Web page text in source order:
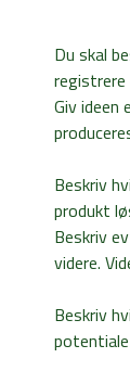
Du skal
registrere
Giv ideen
Beskriv
produkt
Beskriv
videre.
Beskriv